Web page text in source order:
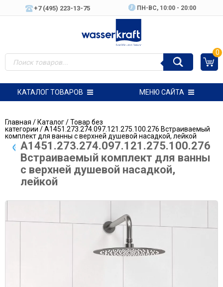
+7 (495) 223-13-75 ПН-ВC, 10:00 - 20:00
0
КАТАЛОГ ТОВАРОВ МЕНЮ САЙТА
Главная /Каталог/Товар без
категории / A1451.273.274.097.121.275.100.276 Встраиваемый
комплект для ванны с верхней душевой насадкой, лейкой
A1451.273.274.097.121.275.100.276
Встраиваемый комплект для ванны
с верхней душевой насадкой,
лейкой